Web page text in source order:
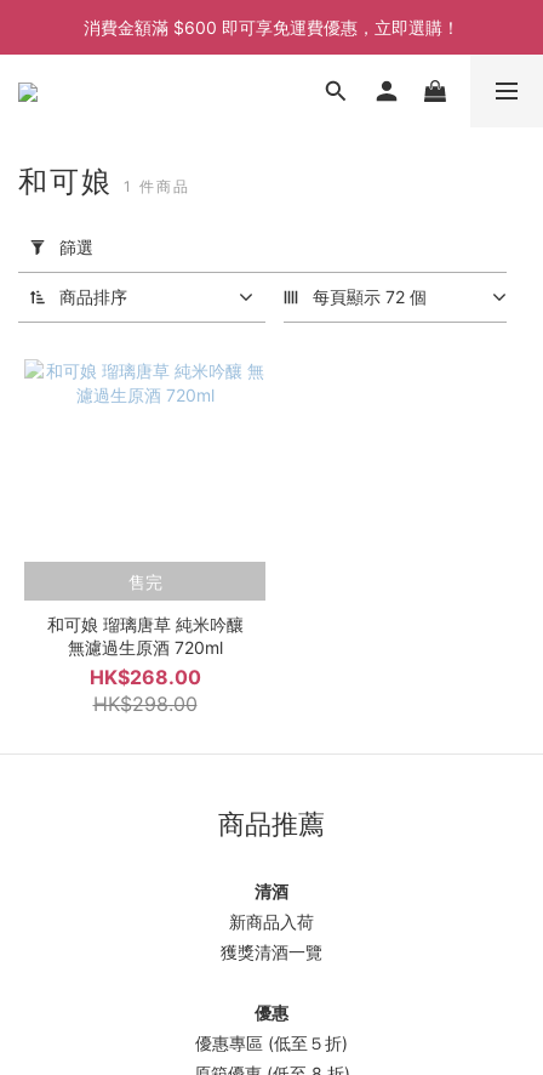
消費金額滿 $600 即可享免運費優惠，立即選購！
消費金額滿 $600 即可享免運費優惠，立即選購！
消費金額滿 $600 即可享免運費優惠，立即選購！
用
選
價格
(HK$)
和可娘 1 件商品
篩選
商品排序 每頁顯示 72 個
售完
和可娘 瑠璃唐草 純米吟釀
無濾過生原酒 720ml
HK$268.00
HK$298.00
商品推薦
清酒
新商品入荷
獲獎清酒一覽
優惠
優惠專區 (低至５折)